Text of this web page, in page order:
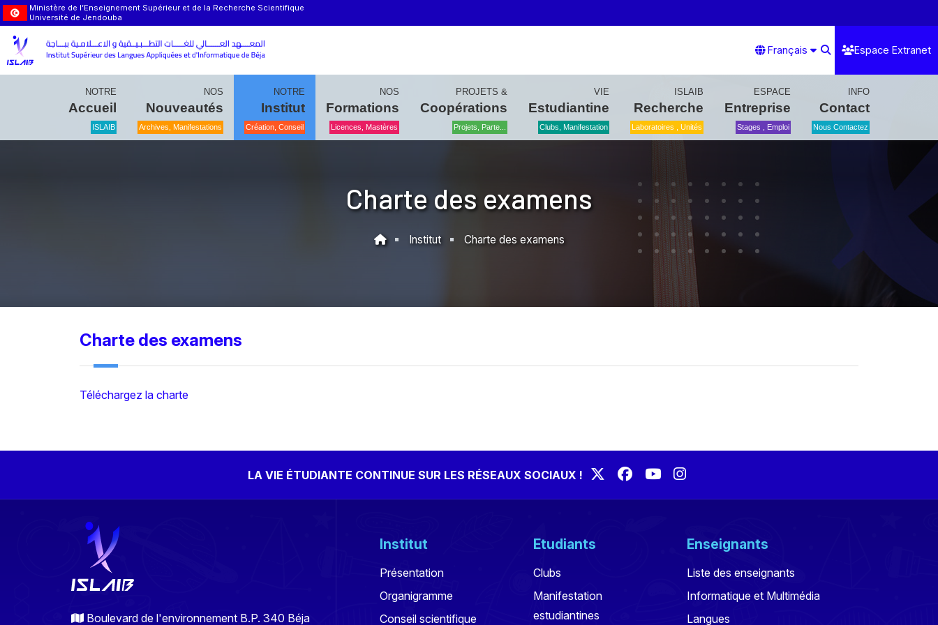
Ministère de l’Enseignement Supérieur et de la Recherche Scientifique
Université de Jendouba
Français Espace Extranet
NOTRE
Accueil
ISLAIB
NOS
Nouveautés
Archives, Manifestations
NOTRE
Institut
Création, Conseil
NOS
Formations
Licences, Mastères
PROJETS &
Coopérations
Projets, Parte...
VIE
Estudiantine
Clubs, Manifestation
ISLAIB
Recherche
Laboratoires , Unités
ESPACE
Entreprise
Stages , Emploi
INFO
Contact
Nous Contactez
Charte des examens
Institut Charte des examens
Charte des examens
Téléchargez la charte
LA VIE ÉTUDIANTE CONTINUE SUR LES RÉSEAUX SOCIAUX !
Boulevard de l'environnement B.P. 340 Béja
Institut
Présentation
Organigramme
Conseil scientifique
Etudiants
Clubs
Manifestation
estudiantines
Enseignants
Liste des enseignants
Informatique et Multimédia
Langues